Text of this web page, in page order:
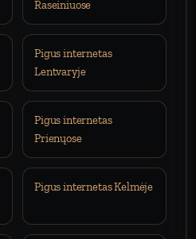
Raseiniuose
Pigus internetas
Lentvaryje
Pigus internetas
Prienųose
Pigus internetas Kelmėje